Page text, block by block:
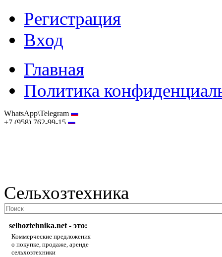
Регистрация
Вход
Главная
Политика
WhatsApp\Telegram
+7 (958) 762-99-15
Сельхозтехника
selhoztehnika.net - это:
Коммерческие предложения
о покупке, продаже, аренде
сельхозтехники